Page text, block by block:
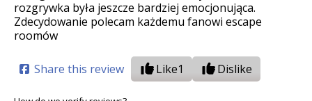
rozgrywka była jeszcze bardziej emocjonująca.
Zdecydowanie polecam każdemu fanowi escape
roomów
Share this review Like1 Dislike